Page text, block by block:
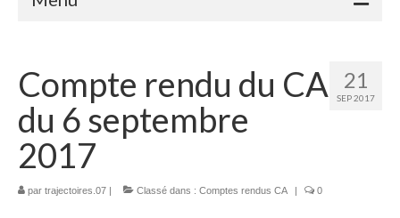
Adhérents
Céramique
Atelier de la Volane
Elisabeth Bourget
21
SEP 2017
Compte rendu du CA
du 6 septembre
2017
par trajectoires.07 | Classé dans : Comptes rendus CA | 0